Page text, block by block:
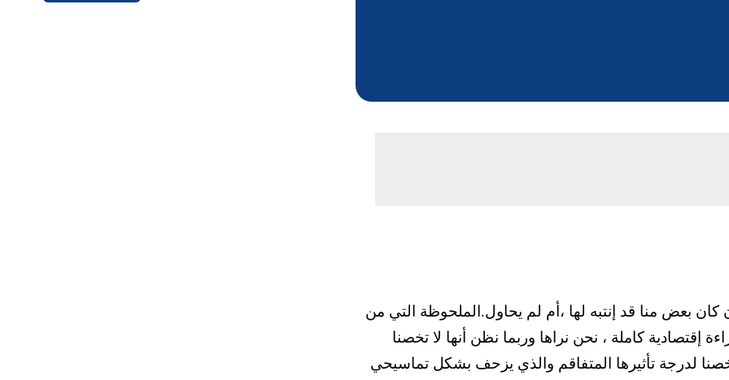
بعض منا قد إنتبه لها ،أم لم يحاول.الملحوظة التي من
إقتصادية كاملة ، نحن نراها وربما نظن أنها لا تخصنا
لدرجة تأثيرها المتفاقم والذي يزحف بشكل تماسيحي